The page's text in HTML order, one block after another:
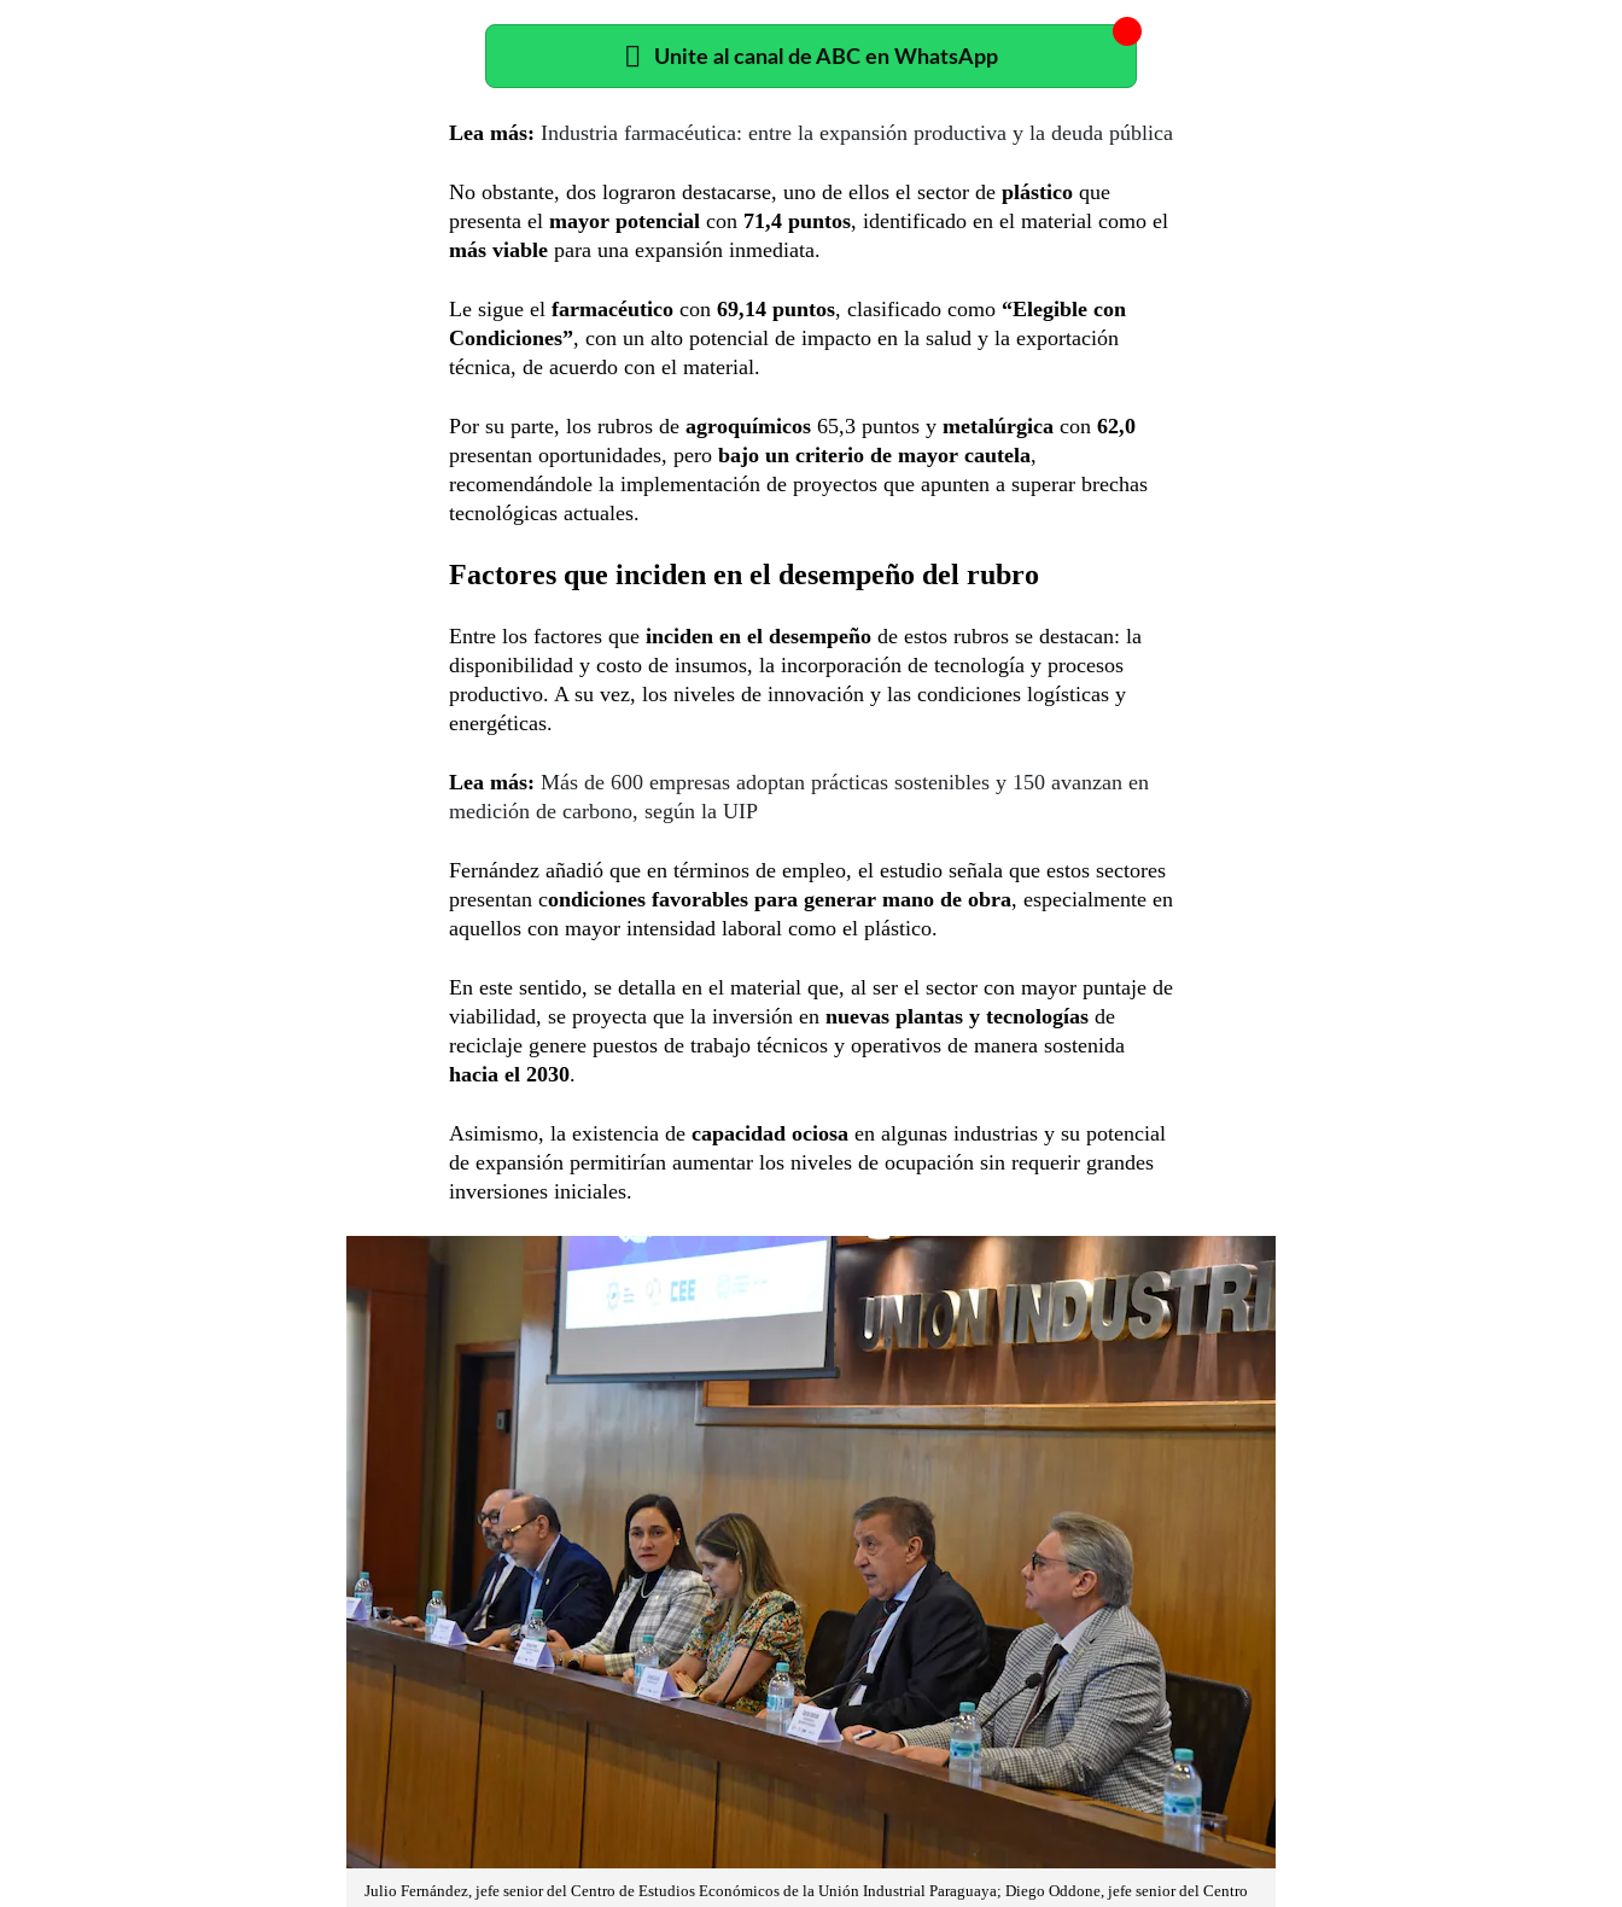
Unite al canal de ABC en WhatsApp
Lea más: Industria farmacéutica: entre la expansión productiva y la deuda pública
No obstante, dos lograron destacarse, uno de ellos el sector de plástico que
presenta el mayor potencial con 71,4 puntos, identificado en el material como el
más viable para una expansión inmediata.
Le sigue el farmacéutico con 69,14 puntos, clasificado como “Elegible con
Condiciones”, con un alto potencial de impacto en la salud y la exportación
técnica, de acuerdo con el material.
Por su parte, los rubros de agroquímicos 65,3 puntos y metalúrgica con 62,0
presentan oportunidades, pero bajo un criterio de mayor cautela,
recomendándole la implementación de proyectos que apunten a superar brechas
tecnológicas actuales.
Factores que inciden en el desempeño del rubro
Entre los factores que inciden en el desempeño de estos rubros se destacan: la
disponibilidad y costo de insumos, la incorporación de tecnología y procesos
productivo. A su vez, los niveles de innovación y las condiciones logísticas y
energéticas.
Lea más: Más de 600 empresas adoptan prácticas sostenibles y 150 avanzan en
medición de carbono, según la UIP
Fernández añadió que en términos de empleo, el estudio señala que estos sectores
presentan condiciones favorables para generar mano de obra, especialmente en
aquellos con mayor intensidad laboral como el plástico.
En este sentido, se detalla en el material que, al ser el sector con mayor puntaje de
viabilidad, se proyecta que la inversión en nuevas plantas y tecnologías de
reciclaje genere puestos de trabajo técnicos y operativos de manera sostenida
hacia el 2030.
Asimismo, la existencia de capacidad ociosa en algunas industrias y su potencial
de expansión permitirían aumentar los niveles de ocupación sin requerir grandes
inversiones iniciales.
Julio Fernández, jefe senior del Centro de Estudios Económicos de la Unión Industrial Paraguaya; Diego Oddone, jefe senior del Centro